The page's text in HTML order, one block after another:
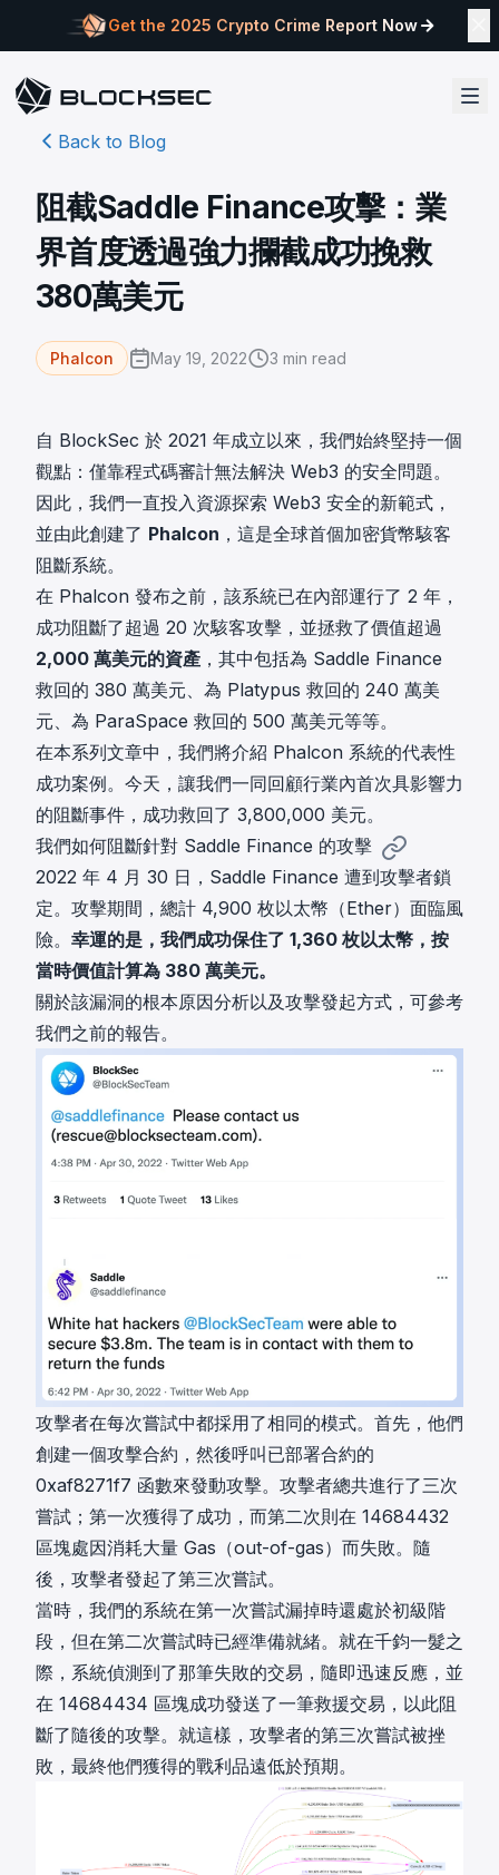
Get the 2025 Crypto Crime Report Now
Back to Blog
阻截Saddle Finance攻擊：業
界首度透過強力攔截成功挽救
380萬美元
Phalcon May 19, 2022 3 min read
自 BlockSec 於 2021 年成立以來，我們始終堅持一個
觀點：僅靠程式碼審計無法解決 Web3 的安全問題。
因此，我們一直投入資源探索 Web3 安全的新範式，
並由此創建了 Phalcon ，這是全球首個加密貨幣駭客
阻斷系統。
在 Phalcon 發布之前，該系統已在內部運行了 2 年，
成功阻斷了超過 20 次駭客攻擊，並拯救了價值超過
2,000 萬美元的資產 ，其中包括為 Saddle Finance
救回的 380 萬美元、為 Platypus 救回的 240 萬美
元、為 ParaSpace 救回的 500 萬美元等等。
在本系列文章中，我們將介紹 Phalcon 系統的代表性
成功案例。今天，讓我們一同回顧行業內首次具影響力
的阻斷事件，成功救回了 3,800,000 美元。
我們如何阻斷針對 Saddle Finance 的攻擊
2022 年 4 月 30 日， Saddle Finance 遭到攻擊者鎖
定。攻擊期間，總計 4,900 枚以太幣（Ether）面臨風
險。 幸運的是，我們成功保住了 1,360 枚以太幣，按
當時價值計算為 380 萬美元。
關於該漏洞的根本原因分析以及攻擊發起方式，可參考
我們之前的報告。
攻擊者在每次嘗試中都採用了相同的模式。首先，他們
創建一個攻擊合約，然後呼叫已部署合約的
0xaf8271f7 函數來發動攻擊。攻擊者總共進行了三次
嘗試； 第一次獲得了成功，而第二次則在 14684432
區塊處因消耗大量 Gas（out-of-gas）而失敗。隨
後，攻擊者發起了第三次嘗試。
當時，我們的系統在第一次嘗試漏掉時還處於初級階
段，但在第二次嘗試時已經準備就緒。就在千鈞一髮之
際，系統偵測到了那筆失敗的交易，隨即迅速反應，並
在 14684434 區塊成功發送了一筆救援交易 ，以此阻
斷了隨後的攻擊。就這樣，攻擊者的第三次嘗試被挫
敗，最終他們獲得的戰利品遠低於預期。